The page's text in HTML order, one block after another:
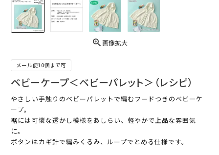
画像拡大
メール便10個まで可
ベビーケープ＜ベビーパレット＞（レシピ）
やさしい手触りのベビーパレットで編むフードつきのベビ―ケ
ープ。
裾には可憐な透かし模様をあしらい、軽やかで上品な雰囲気
に。
ボタンはカギ針で編みくるみ、ループでとめる仕様です。